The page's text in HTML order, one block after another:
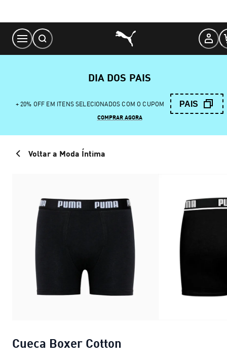
Content
DIA DOS PAIS
+ 20% OFF EM ITENS SELECIONADOS COM O CUPOM PAIS
COMPRAR AGORA
Voltar a Moda Íntima
Cueca Boxer Cotton